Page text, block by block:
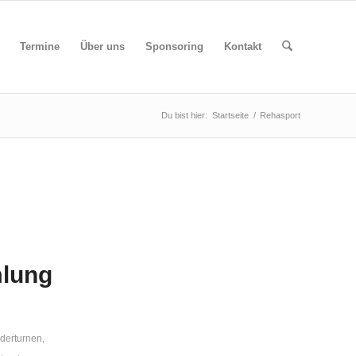
Termine Über uns Sponsoring Kontakt
Du bist hier: Startseite / Rehasport
,